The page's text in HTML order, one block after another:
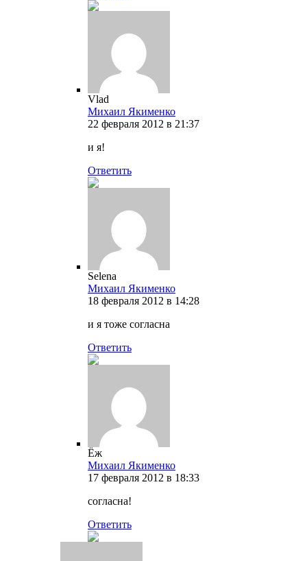
Vlad
Михаил Якименко
22 февраля 2012 в 21:37
и я!
Ответить
Selena
Михаил Якименко
18 февраля 2012 в 14:28
и я тоже согласна
Ответить
Ёж
Михаил Якименко
17 февраля 2012 в 18:33
согласна!
Ответить